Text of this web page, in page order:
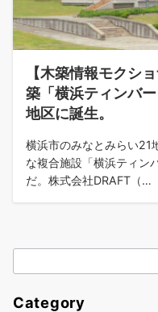
【木築情報モクシ
築「横浜ティンバ
地区に誕生。
横浜市のみなとみらい21
な複合施設「横浜ティン
だ。株式会社DRAFT（…
索
Category